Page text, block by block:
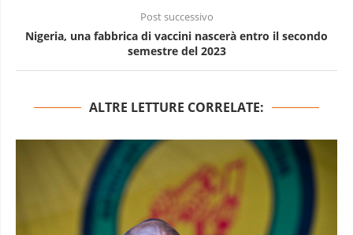
Post successivo
Nigeria, una fabbrica di vaccini nascerà entro il secondo
semestre del 2023
ALTRE LETTURE CORRELATE: